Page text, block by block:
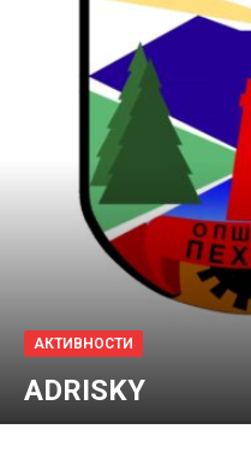
АКТИВНОСТИ
ADRISKY